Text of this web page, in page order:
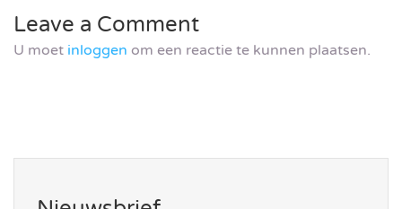
Leave a Comment
U moet inloggen om een reactie te kunnen plaatsen.